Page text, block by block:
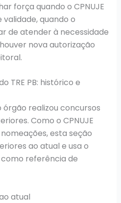
força quando o CPNUJE
quando o
de atender à necessidade
nova autorização
TRE PB: histórico e
realizou concursos
Como o CPNUJE
esta seção
ao atual e usa o
referência de
atual